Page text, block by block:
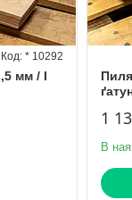
мм / I
* 10292
1
В